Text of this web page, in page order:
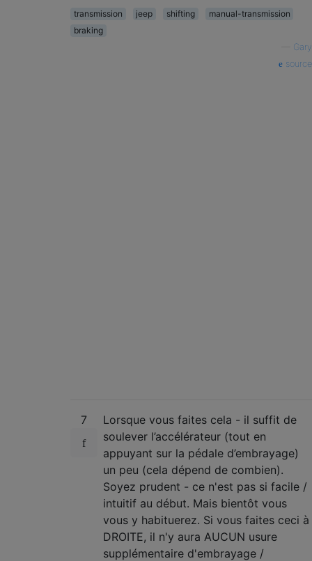
transmission jeep shifting
manual-transmission
braking
Gary
source
7
Lorsque vous faites cela - il suffit de
soulever l’accélérateur (tout en
appuyant sur la pédale d’embrayage)
un peu (cela dépend de combien).
Soyez prudent - ce n'est pas si facile /
intuitif au début. Mais bientôt vous
vous y habituerez. Si vous faites ceci à
DROITE, il n'y aura AUCUN usure
supplémentaire d'embrayage /